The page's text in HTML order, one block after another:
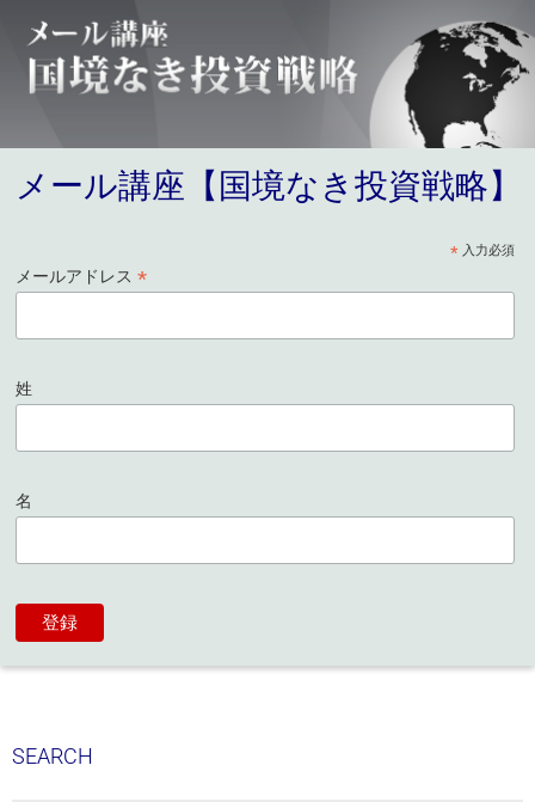
メール講座【国境なき投資戦略】
*入力必須
メールアドレス*
姓
名
SEARCH